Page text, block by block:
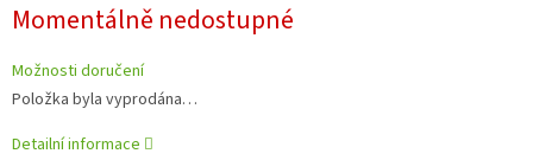
cena:
Momentálně nedostupné
Možnosti doručení
Položka byla vyprodána…
Detailní informace